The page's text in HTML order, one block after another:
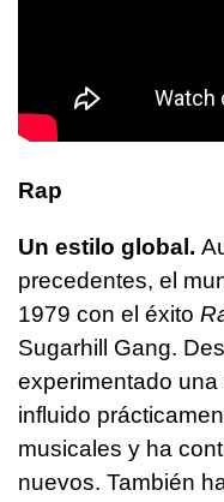
Rap
Un estilo global.
precedentes, el
1979 con el éxito
Sugarhill Gang.
experimentado
influido
musicales y ha
nuevos. También